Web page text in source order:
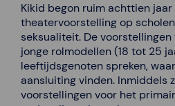
Kikid begon ruim achttien
theatervoorstelling op
seksualiteit. De
jonge rolmodellen (18 tot 25
leeftijdsgenoten spreken,
aansluiting vinden. Inmiddels
voorstellingen voor het